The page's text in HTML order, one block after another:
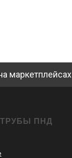
маркетплейсах
ПНД